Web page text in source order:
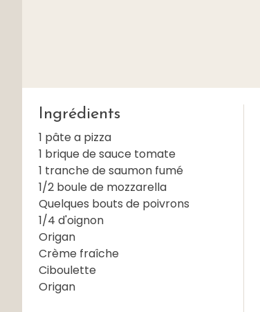
Ingrédients
1 pâte a pizza
1 brique de sauce tomate
1 tranche de saumon fumé
1/2 boule de mozzarella
Quelques bouts de poivrons
1/4 d'oignon
Origan
Crème fraîche
Ciboulette
Origan